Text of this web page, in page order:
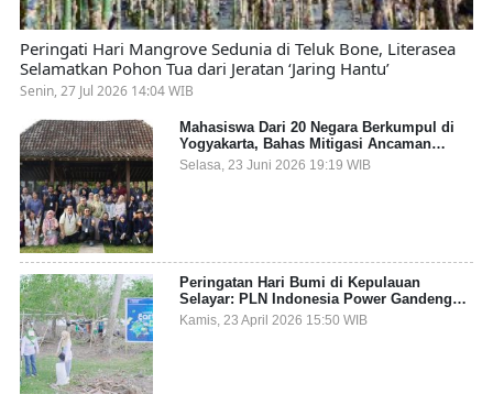
Peringati Hari Mangrove Sedunia di Teluk Bone, Literasea
Selamatkan Pohon Tua dari Jeratan ‘Jaring Hantu’
Senin, 27 Jul 2026 14:04 WIB
Mahasiswa Dari 20 Negara Berkumpul di
Yogyakarta, Bahas Mitigasi Ancaman
Kesehatan Global
Selasa, 23 Juni 2026 19:19 WIB
Peringatan Hari Bumi di Kepulauan
Selayar: PLN Indonesia Power Gandeng
Pemda dan Komunitas, Giatkan Restorasi
Mangrove
Kamis, 23 April 2026 15:50 WIB